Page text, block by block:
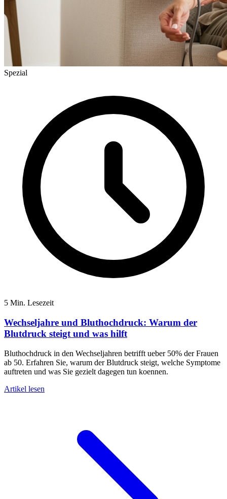
Spezial
5 Min. Lesezeit
Wechseljahre und Bluthochdruck: Warum der
Blutdruck steigt und was hilft
Bluthochdruck in den Wechseljahren betrifft ueber 50% der Frauen
ab 50. Erfahren Sie, warum der Blutdruck steigt, welche Symptome
auftreten und was Sie gezielt dagegen tun koennen.
Artikel lesen